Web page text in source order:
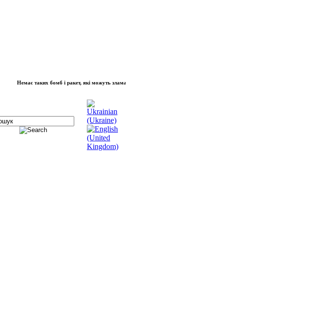
Немає таких бомб і ракет, які можуть зламати волю народу, - Президент України Володимир Зеленський